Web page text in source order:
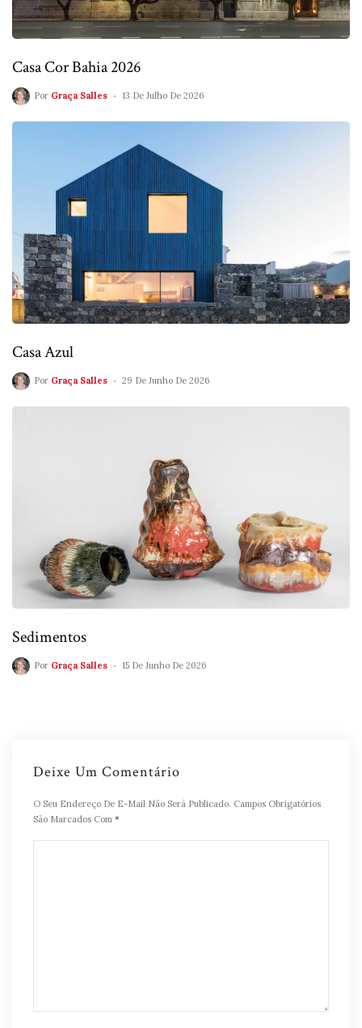
Casa Cor Bahia 2026
Por Graça Salles 13 De Julho De 2026
Casa Azul
Por Graça Salles 29 De Junho De 2026
Sedimentos
Por Graça Salles 15 De Junho De 2026
Deixe Um Comentário
O Seu Endereço De E-Mail Não Será Publicado. Campos Obrigatórios
São Marcados Com *